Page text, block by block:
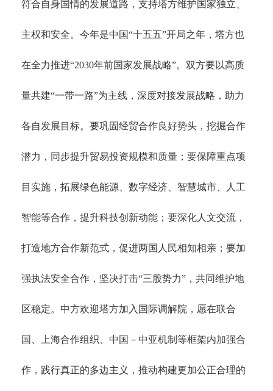
符合自身国情的发展道路，支持塔方维护国家独立、
主权和安全。今年是中国“十五五”开局之年，塔方也
在全力推进“2030年前国家发展战略”。双方要以高质
量共建“一带一路”为主线，深度对接发展战略，助力
各自发展目标。要巩固经贸合作良好势头，挖掘合作
潜力，同步提升贸易投资规模和质量；要保障重点项
目实施，拓展绿色能源、数字经济、智慧城市、人工
智能等合作，提升科技创新动能；要深化人文交流，
打造地方合作新范式，促进两国人民相知相亲；要加
强执法安全合作，坚决打击“三股势力”，共同维护地
区稳定。中方欢迎塔方加入国际调解院，愿在联合
国、上海合作组织、中国－中亚机制等框架内加强合
作，践行真正的多边主义，推动构建更加公正合理的